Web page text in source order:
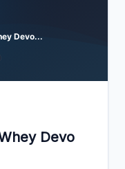
Devo...
Devo